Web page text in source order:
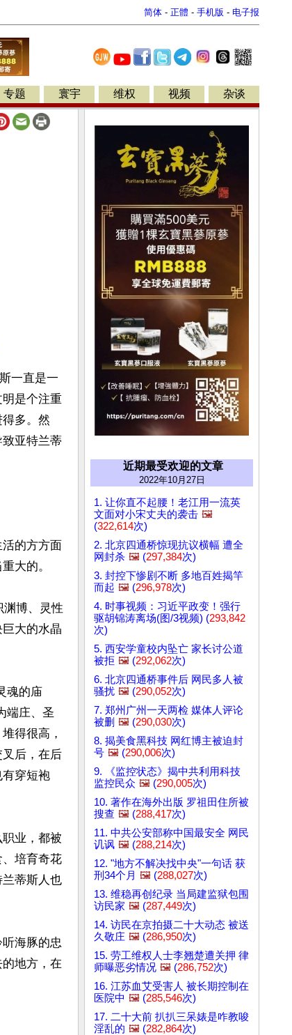
简体 - 正體 - 手机版 - 电子报
专题 寰宇 维权 视频 杂谈
一直是一
是个注重
多。然
亚特兰蒂
的方方面
大的。
渊博、灵性
大的水晶
魂的庙
端庄、圣
得很高，
后，在后
穿短袍
业，都被
培育奇花
蒂斯人也
海豚的忠
地方，在
近期最受欢迎的文章
2022年10月27日
1. 让你直不起腰！老江用一流英
文面对小宋丈夫的袭击 🖼️
(322,614次)
2. 北京四通桥惊现抗议横幅 遭全
网封杀 🖼️ (297,384次)
3. 封控下惨剧不断 多地百姓揭竿
而起 🖼️ (296,978次)
4. 时事视频：习近平政变！强行
驱胡锦涛离场(图/3视频) (293,842
次)
5. 西安学童校内坠亡 家长讨公道
被拒 🖼️ (292,062次)
6. 北京四通桥事件后 网民多人被
骚扰 🖼️ (290,052次)
7. 郑州广州一天两检 媒体人评论
被删 🖼️ (290,030次)
8. 揭美食黑科技 网红博主被迫封
号 🖼️ (290,006次)
9. 《监控状态》揭中共利用科技
监控民众 🖼️ (290,005次)
10. 著作在海外出版 罗祖田住所被
搜查 🖼️ (288,417次)
11. 中共公安部称中国最安全 网民
讥讽 🖼️ (288,214次)
12. "地方不解决找中央"一句话 获
刑34个月 🖼️ (288,027次)
13. 维稳再创纪录 当局建监狱包围
访民家 🖼️ (287,449次)
14. 访民在京拍摄二十大动态 被送
久敬庄 🖼️ (286,950次)
15. 劳工维权人士李翘楚遭关押 律
师曝恶劣情况 🖼️ (286,752次)
16. 江苏血艾受害人 被长期控制在
医院中 🖼️ (285,546次)
17. 二十大前 扒扒三呆婊是咋教唆
淫乱的 🖼️ (282,864次)